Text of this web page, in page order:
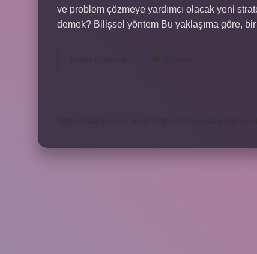
ve problem çözmeye yardımcı olacak yeni
demek? Bilişsel yöntem Bu yaklaşıma göre,